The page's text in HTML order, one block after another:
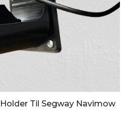
Til Segway Navimow